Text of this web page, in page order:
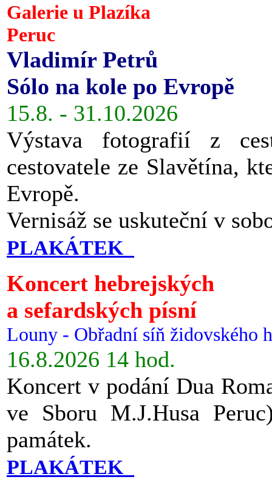
Galerie u Plazíka
Peruc
Vladimír Petrů
Sólo na kole po Evropě
15.8. - 31.10.2026
Výstava fotografií z
cestovatele ze Slavětína,
Evropě.
Vernisáž se uskuteční v
PLAKÁTEK
Koncert hebrejských
a sefardských písní
Louny - Obřadní síň židovského
16.8.2026 14 hod.
Koncert v podání Dua
ve Sboru M.J.Husa
památek.
PLAKÁTEK